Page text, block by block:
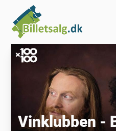
Vinklubben -